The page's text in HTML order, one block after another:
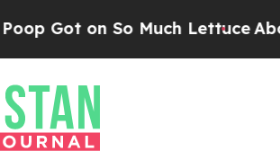
So Much LettuceAbortion